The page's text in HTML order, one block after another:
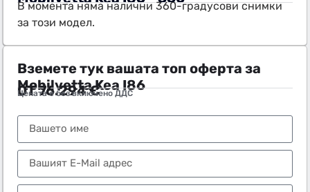
В момента няма налични 360-градусови снимки
за този модел.
Вземете тук вашата топ оферта за
Mobilvetta Kea I86
ОТ76.294€
Цената е без включено ДДС
Тел.:+359 89 552 4009